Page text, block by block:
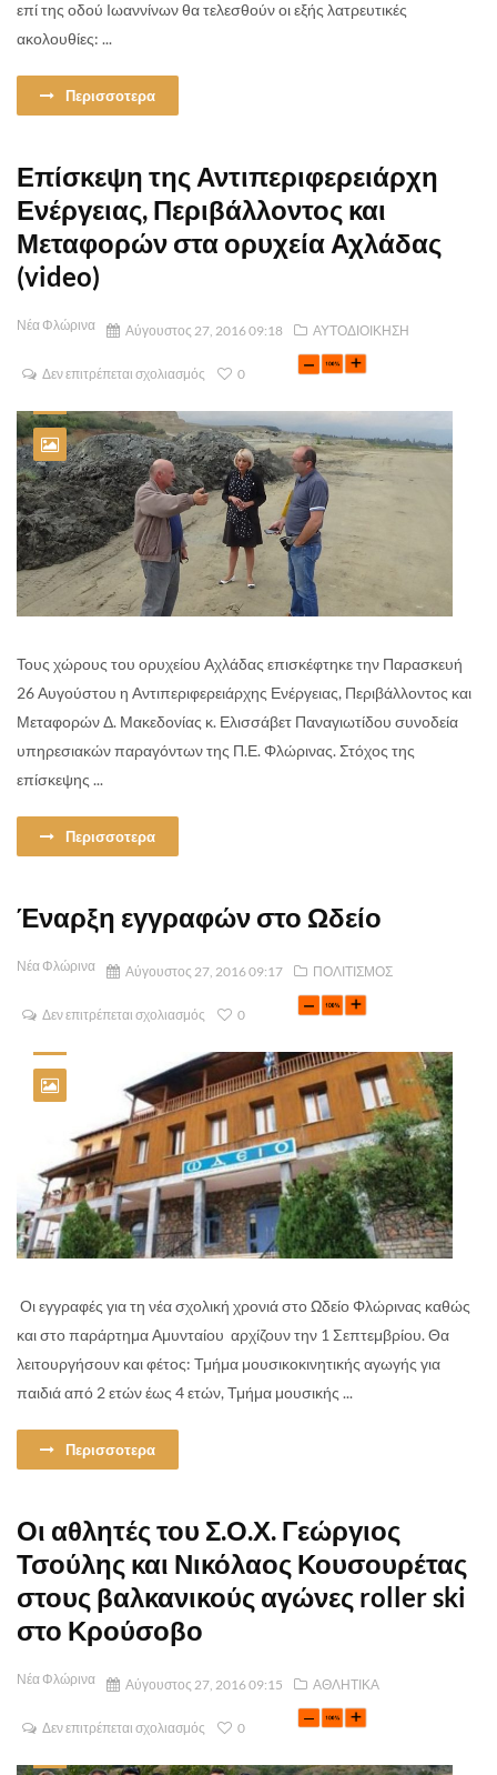
επί της οδού Ιωαννίνων θα τελεσθούν οι εξής λατρευτικές
ακολουθίες: ...
Περισσοτερα
Επίσκεψη της Αντιπεριφερειάρχη
Ενέργειας, Περιβάλλοντος και
Μεταφορών στα ορυχεία Αχλάδας
(video)
Νέα Φλώρινα Αύγουστος 27, 2016 09:18 ΑΥΤΟΔΙΟΙΚΗΣΗ
Δεν επιτρέπεται σχολιασμός 0
Τους χώρους του ορυχείου Αχλάδας επισκέφτηκε την Παρασκευή
26 Αυγούστου η Αντιπεριφερειάρχης Ενέργειας, Περιβάλλοντος και
Μεταφορών Δ. Μακεδονίας κ. Ελισσάβετ Παναγιωτίδου συνοδεία
υπηρεσιακών παραγόντων της Π.Ε. Φλώρινας. Στόχος της
επίσκεψης ...
Περισσοτερα
Έναρξη εγγραφών στο Ωδείο
Νέα Φλώρινα Αύγουστος 27, 2016 09:17 ΠΟΛΙΤΙΣΜΟΣ
Δεν επιτρέπεται σχολιασμός 0
Οι εγγραφές για τη νέα σχολική χρονιά στο Ωδείο Φλώρινας καθώς
και στο παράρτημα Αμυνταίου αρχίζουν την 1 Σεπτεμβρίου. Θα
λειτουργήσουν και φέτος: Τμήμα μουσικοκινητικής αγωγής για
παιδιά από 2 ετών έως 4 ετών, Τμήμα μουσικής ...
Περισσοτερα
Οι αθλητές του Σ.Ο.Χ. Γεώργιος
Τσούλης και Νικόλαος Κουσουρέτας
στους βαλκανικούς αγώνες roller ski
στο Κρούσοβο
Νέα Φλώρινα Αύγουστος 27, 2016 09:15 ΑΘΛΗΤΙΚΑ
Δεν επιτρέπεται σχολιασμός 0